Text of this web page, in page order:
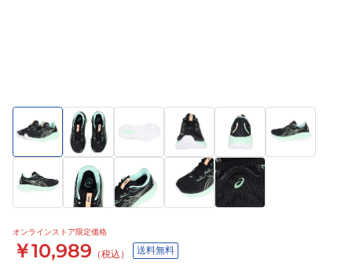
オンラインストア限定価格
￥10,989 （税込） 送料無料